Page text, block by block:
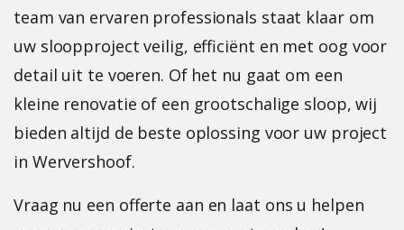
team van ervaren professionals staat klaar om
uw sloopproject veilig, efficiënt en met oog voor
detail uit te voeren. Of het nu gaat om een
kleine renovatie of een grootschalige sloop, wij
bieden altijd de beste oplossing voor uw project
in Wervershoof.
Vraag nu een offerte aan en laat ons u helpen